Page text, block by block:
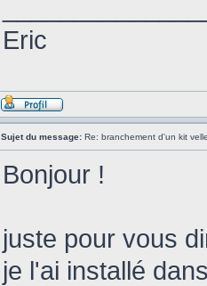
Eric
Sujet du message: Re: branchement d'un kit
Bonjour !
juste pour vous
je l'ai installé